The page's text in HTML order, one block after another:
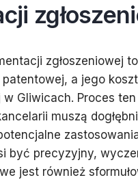
zgłoszeniowej
a jego
Gliwicach. Proces
muszą
być precyzyjny,
jest również